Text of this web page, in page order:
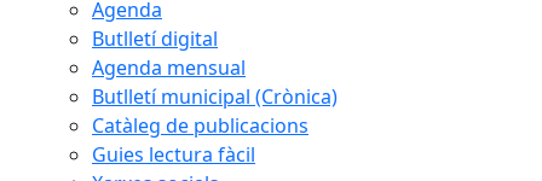
Agenda
Butlletí digital
Agenda mensual
Butlletí municipal (Crònica)
Catàleg de publicacions
Guies lectura fàcil